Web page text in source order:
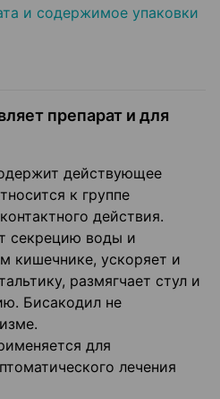
и содержимое упаковки
препарат и для
действующее
к группе
действия.
секрецию воды и
кишечнике, ускоряет и
размягчает стул и
Бисакодил не
для
лечения